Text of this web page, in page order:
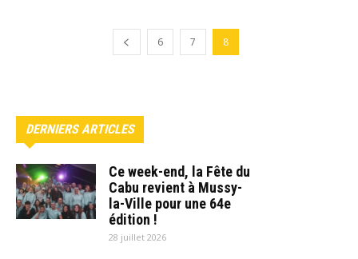
6 7 8
DERNIERS ARTICLES
Ce week-end, la Fête du
Cabu revient à Mussy-
la-Ville pour une 64e
édition !
28 juillet 2026